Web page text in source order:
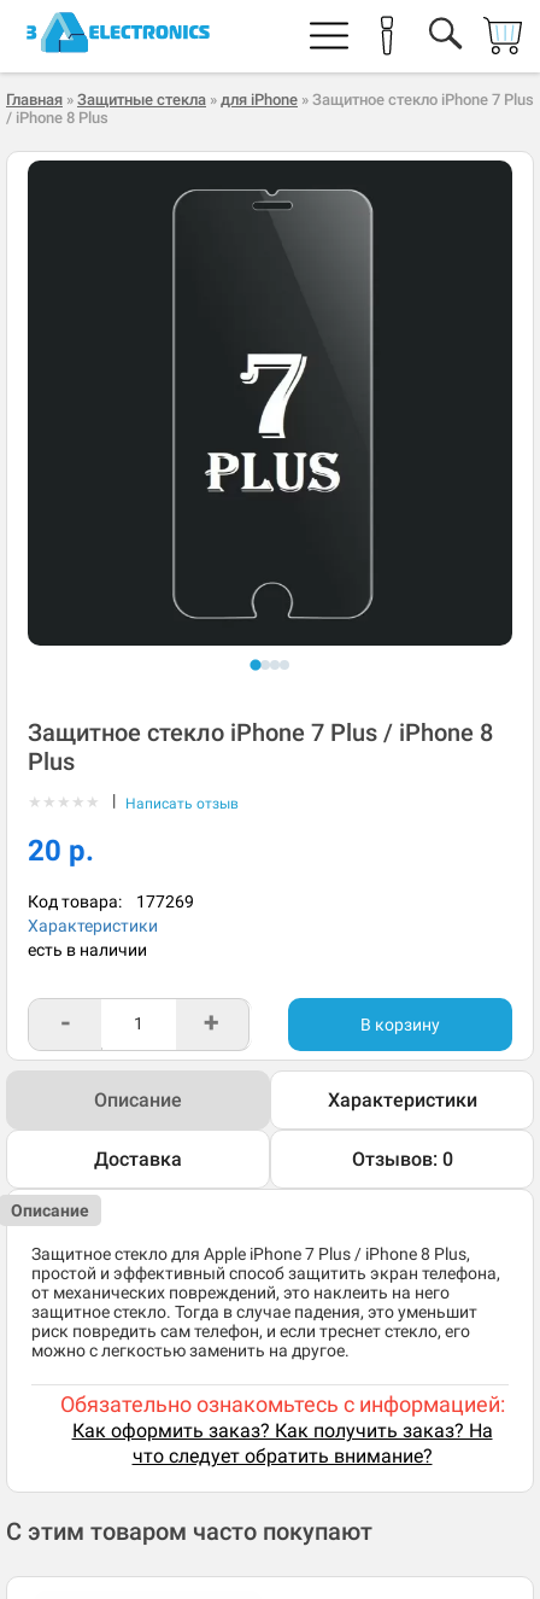
Главная » Защитные стекла » для iPhone » Защитное стекло iPhone 7 Plus
/ iPhone 8 Plus
Защитное стекло iPhone 7 Plus / iPhone 8
Plus
★ ★ ★ ★ ★ | Написать отзыв
20 р.
Код товара: 177269
Характеристики
есть в наличии
- + В корзину
Описание Характеристики
Доставка Отзывов: 0
Описание
Защитное стекло для Apple iPhone 7 Plus / iPhone 8 Plus,
простой и эффективный способ защитить экран телефона,
от механических повреждений, это наклеить на него
защитное стекло. Тогда в случае падения, это уменьшит
риск повредить сам телефон, и если треснет стекло, его
можно с легкостью заменить на другое.
Обязательно ознакомьтесь с информацией:
Как оформить заказ? Как получить заказ? На
что следует обратить внимание?
С этим товаром часто покупают